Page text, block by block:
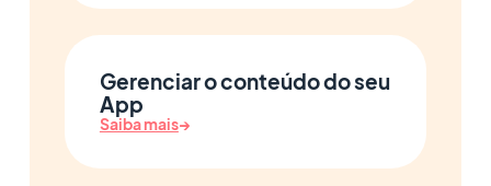
Gerenciar o conteúdo do seu
App
Saiba mais→